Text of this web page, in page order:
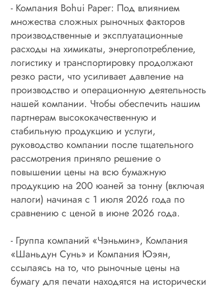
- Компания Bohui Paper: Под влиянием
множества сложных рыночных факторов
производственные и эксплуатационные
расходы на химикаты, энергопотребление,
логистику и транспортировку продолжают
резко расти, что усиливает давление на
производство и операционную деятельность
нашей компании. Чтобы обеспечить нашим
партнерам высококачественную и
стабильную продукцию и услуги,
руководство компании после тщательного
рассмотрения приняло решение о
повышении цены на всю бумажную
продукцию на 200 юаней за тонну (включая
налоги) начиная с 1 июля 2026 года по
сравнению с ценой в июне 2026 года.
- Группа компаний «Чэньмин», Компания
«Шаньдун Сунь» и Компания Юэян,
ссылаясь на то, что рыночные цены на
бумагу для печати находятся на исторически